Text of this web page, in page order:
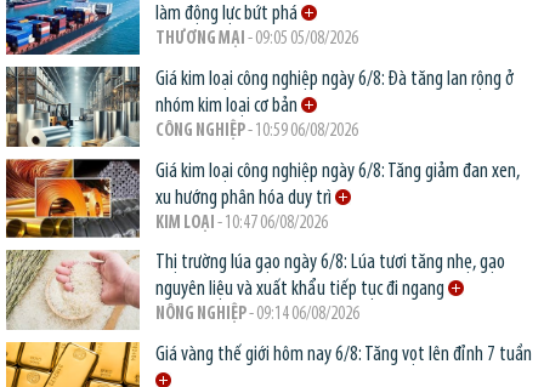
làm động lực bứt phá
THƯƠNG MẠI - 09:05 05/08/2026
Giá kim loại công nghiệp ngày 6/8: Đà tăng lan rộng ở
nhóm kim loại cơ bản
CÔNG NGHIỆP- 10:59 06/08/2026
Giá kim loại công nghiệp ngày 6/8: Tăng giảm đan xen,
xu hướng phân hóa duy trì
KIM LOẠI - 10:47 06/08/2026
Thị trường lúa gạo ngày 6/8: Lúa tươi tăng nhẹ, gạo
nguyên liệu và xuất khẩu tiếp tục đi ngang
NÔNG NGHIỆP- 09:14 06/08/2026
Giá vàng thế giới hôm nay 6/8: Tăng vọt lên đỉnh 7 tuần